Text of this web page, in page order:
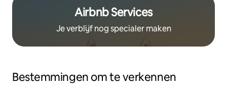
Airbnb Services
Je verblijf nog specialer maken
Bestemmingen om te verkennen